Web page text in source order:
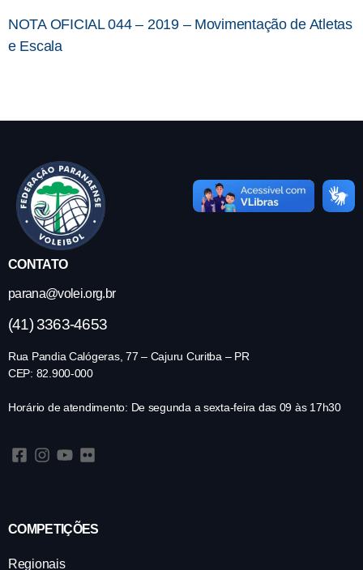
NOTA OFICIAL 044 – 2019 – Movimentação de Atletas
e Escala
CONTATO
parana@volei.org.br
(41) 3363-4653
Rua Pandia Calógeras, 77 – Cajuru Curitba – PR
CEP: 82.900-000
Horário de atendimento: De segunda a sexta-feira das 09 às 17h30
COMPETIÇÕES
Regionais